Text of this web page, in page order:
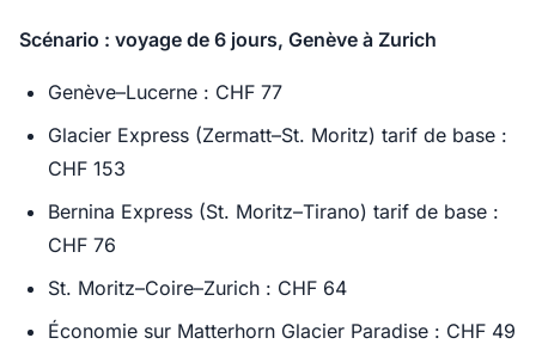
Scénario : voyage de 6 jours, Genève à Zurich
Genève–Lucerne : CHF 77
Glacier Express (Zermatt–St. Moritz) tarif de base :
CHF 153
Bernina Express (St. Moritz–Tirano) tarif de base :
CHF 76
St. Moritz–Coire–Zurich : CHF 64
Économie sur Matterhorn Glacier Paradise : CHF 49